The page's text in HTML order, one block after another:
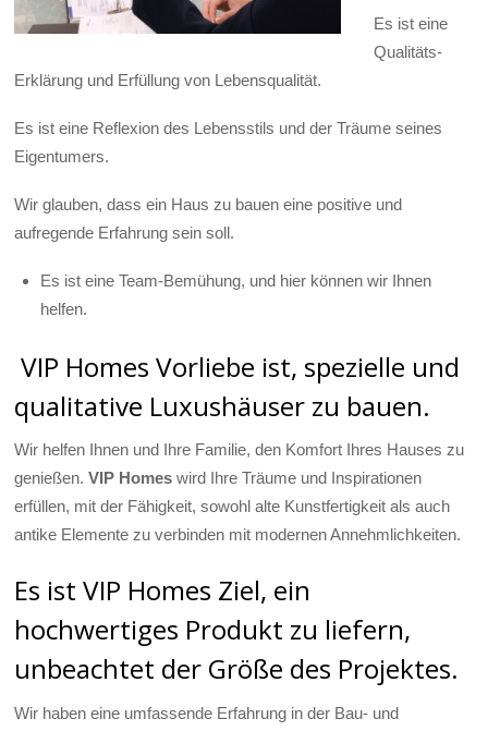
Es ist eine
Qualitäts-
Erklärung und Erfüllung von Lebensqualität.
Es ist eine Reflexion des Lebensstils und der Träume seines
Eigentumers.
Wir glauben, dass ein Haus zu bauen eine positive und
aufregende Erfahrung sein soll.
Es ist eine Team-Bemühung, und hier können wir Ihnen
helfen.
VIP Homes Vorliebe ist, spezielle und
qualitative Luxushäuser zu bauen.
Wir helfen Ihnen und Ihre Familie, den Komfort Ihres Hauses zu
genießen.VIP Homes wird Ihre Träume und Inspirationen
erfüllen, mit der Fähigkeit, sowohl alte Kunstfertigkeit als auch
antike Elemente zu verbinden mit modernen Annehmlichkeiten.
Es ist VIP Homes Ziel, ein
hochwertiges Produkt zu liefern,
unbeachtet der Größe des Projektes.
Wir haben eine umfassende Erfahrung in der Bau- und